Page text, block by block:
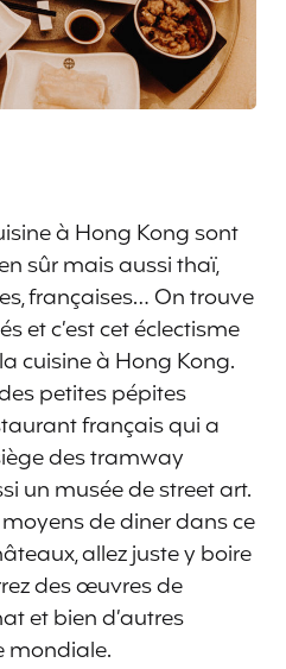
à Hong Kong sont
sûr mais aussi thaï,
françaises… On trouve
et c’est cet éclectisme
cuisine à Hong Kong.
petites pépites
français qui a
des tramway
un musée de street art.
moyens de diner dans ce
allez juste y boire
des œuvres de
et bien d’autres
mondiale.